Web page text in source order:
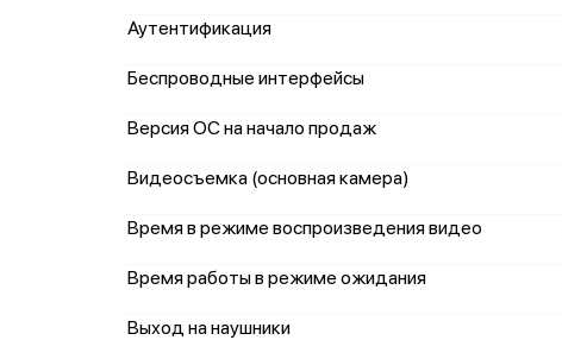
Аутентификация
Беспроводные интерфейсы
Версия ОС на начало продаж
Видеосъемка (основная камера)
Время в режиме воспроизведения видео
Время работы в режиме ожидания
Выход на наушники